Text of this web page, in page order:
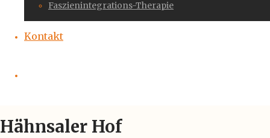
Faszienintegrations-Therapie
Kontakt
Hähnsaler Hof